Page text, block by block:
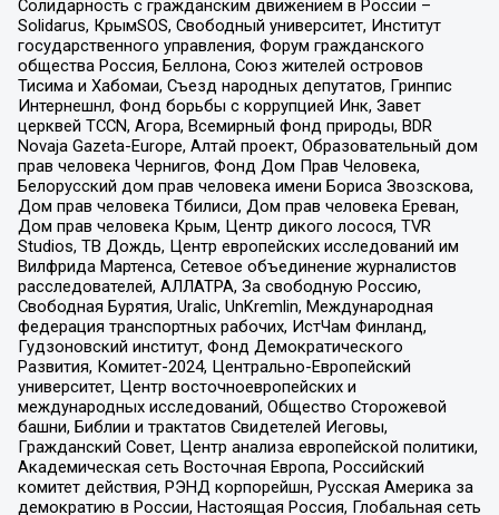
Солидарность с гражданским движением в России –
Solidarus, КрымSOS, Свободный университет, Институт
государственного управления, Форум гражданского
общества Россия, Беллона, Союз жителей островов
Тисима и Хабомаи, Съезд народных депутатов, Гринпис
Интернешнл, Фонд борьбы с коррупцией Инк, Завет
церквей TCCN, Агора, Всемирный фонд природы, BDR
Novaja Gazeta-Europe, Алтай проект, Образовательный дом
прав человека Чернигов, Фонд Дом Прав Человека,
Белорусский дом прав человека имени Бориса Звозскова,
Дом прав человека Тбилиси, Дом прав человека Ереван,
Дом прав человека Крым, Центр дикого лосося, TVR
Studios, ТВ Дождь, Центр европейских исследований им
Вилфрида Мартенса, Сетевое объединение журналистов
расследователей, АЛЛАТРА, За свободную Россию,
Свободная Бурятия, Uralic, UnKremlin, Международная
федерация транспортных рабочих, ИстЧам Финланд,
Гудзоновский институт, Фонд Демократического
Развития, Комитет-2024, Центрально-Европейский
университет, Центр восточноевропейских и
международных исследований, Общество Сторожевой
башни, Библии и трактатов Свидетелей Иеговы,
Гражданский Совет, Центр анализа европейской политики,
Академическая сеть Восточная Европа, Российский
комитет действия, РЭНД корпорейшн, Русская Америка за
демократию в России, Настоящая Россия, Глобальная сеть